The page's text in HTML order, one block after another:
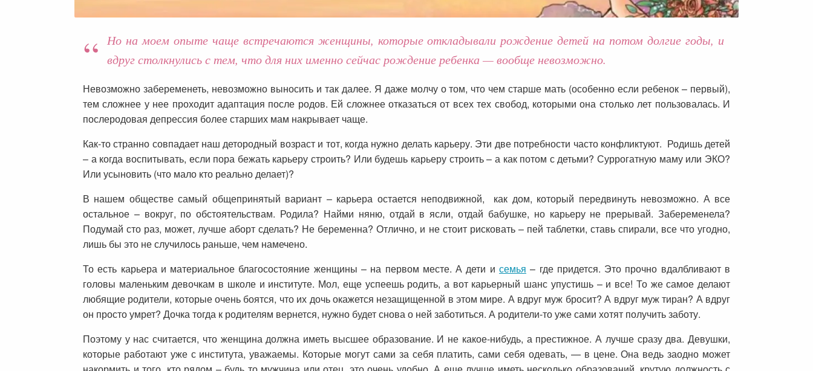
Но на моем опыте чаще встречаются женщины, которые откладывали рождение детей на потом долгие годы, и
вдруг столкнулись с тем, что для них именно сейчас рождение ребенка — вообще невозможно.
Невозможно забеременеть, невозможно выносить и так далее. Я даже молчу о том, что чем старше мать (особенно если ребенок – первый),
тем сложнее у нее проходит адаптация после родов. Ей сложнее отказаться от всех тех свобод, которыми она столько лет пользовалась. И
послеродовая депрессия более старших мам накрывает чаще.
Как-то странно совпадает наш детородный возраст и тот, когда нужно делать карьеру. Эти две потребности часто конфликтуют. Родишь детей
– а когда воспитывать, если пора бежать карьеру строить? Или будешь карьеру строить – а как потом с детьми? Суррогатную маму или ЭКО?
Или усыновить (что мало кто реально делает)?
В нашем обществе самый общепринятый вариант – карьера остается неподвижной, как дом, который передвинуть невозможно. А все
остальное – вокруг, по обстоятельствам. Родила? Найми няню, отдай в ясли, отдай бабушке, но карьеру не прерывай. Забеременела?
Подумай сто раз, может, лучше аборт сделать? Не беременна? Отлично, и не стоит рисковать – пей таблетки, ставь спирали, все что угодно,
лишь бы это не случилось раньше, чем намечено.
То есть карьера и материальное благосостояние женщины – на первом месте. А дети и семья – где придется. Это прочно вдалбливают в
головы маленьким девочкам в школе и институте. Мол, еще успеешь родить, а вот карьерный шанс упустишь – и все! То же самое делают
любящие родители, которые очень боятся, что их дочь окажется незащищенной в этом мире. А вдруг муж бросит? А вдруг муж тиран? А вдруг
он просто умрет? Дочка тогда к родителям вернется, нужно будет снова о ней заботиться. А родители-то уже сами хотят получить заботу.
Поэтому у нас считается, что женщина должна иметь высшее образование. И не какое-нибудь, а престижное. А лучше сразу два. Девушки,
которые работают уже с института, уважаемы. Которые могут сами за себя платить, сами себя одевать, — в цене. Она ведь заодно может